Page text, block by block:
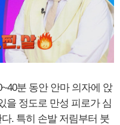
분 동안 안마 의자에 앉
을 정도로 만성 피로가 심
. 특히 손발 저림부터 붓